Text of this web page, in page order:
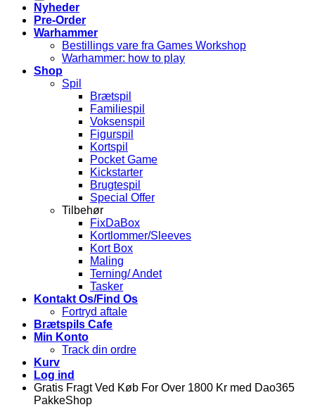
Nyheder
Pre-Order
Warhammer
Bestillings vare fra Games Workshop
Warhammer: how to play
Shop
Spil
Brætspil
Familiespil
Voksenspil
Figurspil
Kortspil
Pocket Game
Kickstarter
Brugtespil
Special Offer
Tilbehør
FixDaBox
Kortlommer/Sleeves
Kort Box
Maling
Terning/ Andet
Tasker
Kontakt Os/Find Os
Fortryd aftale
Brætspils Cafe
Min Konto
Track din ordre
Kurv
Log ind
Gratis Fragt Ved Køb For Over 1800 Kr med Dao365
PakkeShop